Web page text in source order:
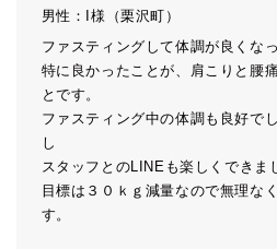
男性：I様（栗沢町）
ファスティングして体調が良くな
特に良かったことが、肩こりと腰
とです。
ファスティング中の体調も良好で
し
スタッフとのLINEも楽しくできま
目標は３０ｋｇ減量なので無理な
す。